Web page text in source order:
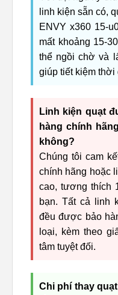
linh kiện sẵn có,
ENVY x360 15-
mất khoảng 15-
thể ngồi chờ và
giúp tiết kiệm thời
Linh kiện quạt
hàng chính
không?
Chúng tôi cam
chính hãng hoặc
cao, tương thích
bạn. Tất cả linh
đều được bảo
loại, kèm theo
tâm tuyệt đối.
Chi phí thay